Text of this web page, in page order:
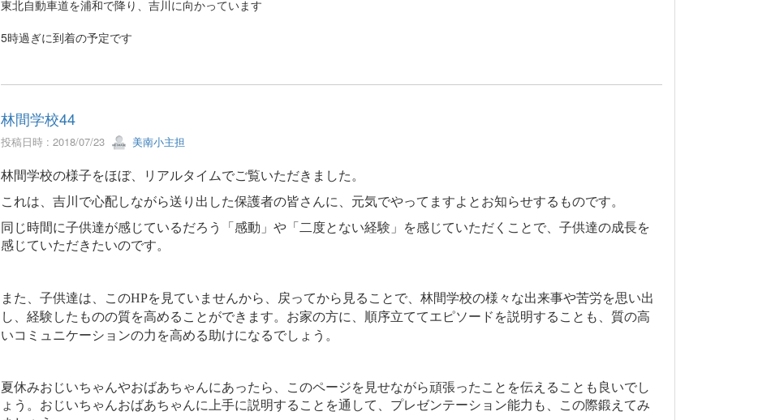
東北自動車道を浦和で降り、吉川に向かっています
5時過ぎに到着の予定です
林間学校44
投稿日時 : 2018/07/23 美南小主担
林間学校の様子をほぼ、リアルタイムでご覧いただきました。
これは、吉川で心配しながら送り出した保護者の皆さんに、元気でやってますよとお知らせするものです。
同じ時間に子供達が感じているだろう「感動」や「二度とない経験」を感じていただくことで、子供達の成長を
感じていただきたいのです。
また、子供達は、このHPを見ていませんから、戻ってから見ることで、林間学校の様々な出来事や苦労を思い出
し、経験したものの質を高めることができます。お家の方に、順序立ててエピソードを説明することも、質の高
いコミュニケーションの力を高める助けになるでしょう。
夏休みおじいちゃんやおばあちゃんにあったら、このページを見せながら頑張ったことを伝えることも良いでし
ょう。おじいちゃんおばあちゃんに上手に説明することを通して、プレゼンテーション能力も、この際鍛えてみ